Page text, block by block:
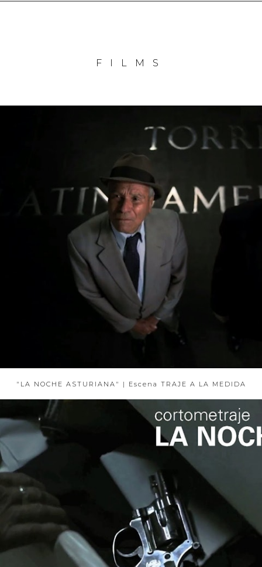
FILMS
"LA NOCHE ASTURIANA" | Escena TRAJE A LA MEDIDA